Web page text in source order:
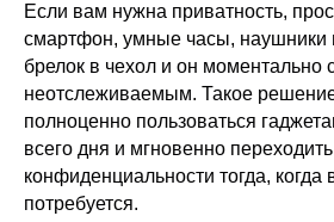
Если вам нужна приватность,
смартфон, умные часы, наушники
брелок в чехол и он моментально
неотслеживаемым. Такое
полноценно пользоваться
всего дня и мгновенно
конфиденциальности тогда, когда
потребуется.
Блог
Отзывы
СМИ о нас
Контакты
Карьера в Velter